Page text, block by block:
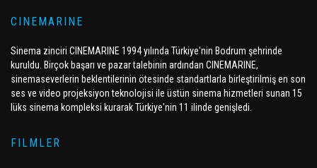
CINEMARINE
Sinema zinciri CINEMARINE 1994 yılında Türkiye'nin Bodrum şehrinde
kuruldu. Birçok başarı ve pazar talebinin ardından CINEMARINE,
sinemaseverlerin beklentilerinin ötesinde standartlarla birleştirilmiş en son
ses ve video projeksiyon teknolojisi ile üstün sinema hizmetleri sunan 15
lüks sinema kompleksi kurarak Türkiye'nin 11 ilinde genişledi.
FILMLER